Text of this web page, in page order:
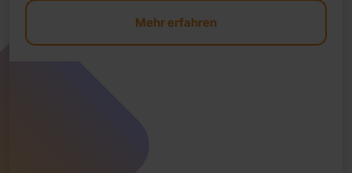
Mehr erfahren